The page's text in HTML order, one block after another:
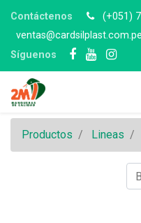
Contáctenos
(+051)
ventas@cardsilplast.com.pe
Síguenos
Productos Lineas